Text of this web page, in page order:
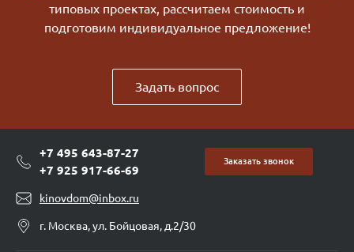
типовых проектах, рассчитаем стоимость и
подготовим индивидуальное предложение!
Задать вопрос
+7 495 643-87-27
+7 925 917-66-69
Заказать звонок
kinovdom@inbox.ru
г. Москва, ул. Бойцовая, д.2/30